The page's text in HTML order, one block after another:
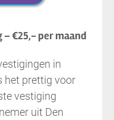
€25,- per maand
in
het prettig voor
vestiging
uit Den